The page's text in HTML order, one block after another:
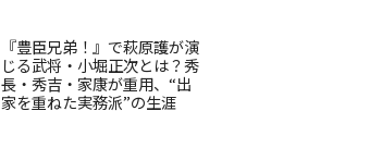
『豊臣兄弟！』で萩原護が演
じる武将・小堀正次とは？秀
長・秀吉・家康が重用、“出
家を重ねた実務派”の生涯